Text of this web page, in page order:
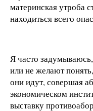
материнская утроба
находиться всего
Я часто
или не желают
они идут, совершая
экономическом
выставку